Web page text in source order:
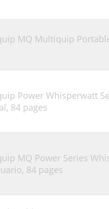
MQ Multiquip
Power Whisperwatt
84 pages
MQ Power Series
84 pages